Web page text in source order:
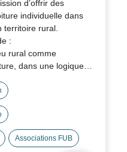
d’offrir des
individuelle dans
territoire rural.
:
rural comme
dans une logique
douces pour tous,
situation de précarité
de
auprès de tous
Associations FUB